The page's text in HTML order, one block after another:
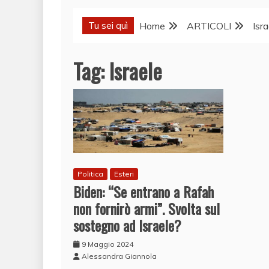
Tu sei quì Home ARTICOLI
Tag:Israele
Politica Esteri
Biden: “Se entrano a Rafah
non fornirò armi”. Svolta sul
sostegno ad Israele?
9 Maggio 2024
Alessandra Giannola